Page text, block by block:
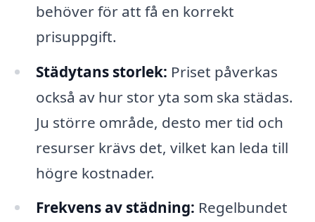
behöver för att få en korrekt
prisuppgift.
Städytans storlek: Priset påverkas
också av hur stor yta som ska städas.
Ju större område, desto mer tid och
resurser krävs det, vilket kan leda till
högre kostnader.
Frekvens av städning: Regelbundet